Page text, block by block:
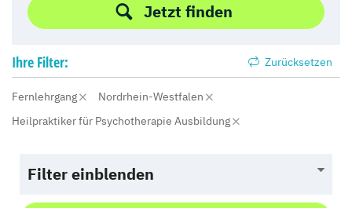
Jetzt finden
Ihre Filter: Zurücksetzen
Fernlehrgang
Nordrhein-Westfalen
Heilpraktiker für Psychotherapie Ausbildung
Filter einblenden